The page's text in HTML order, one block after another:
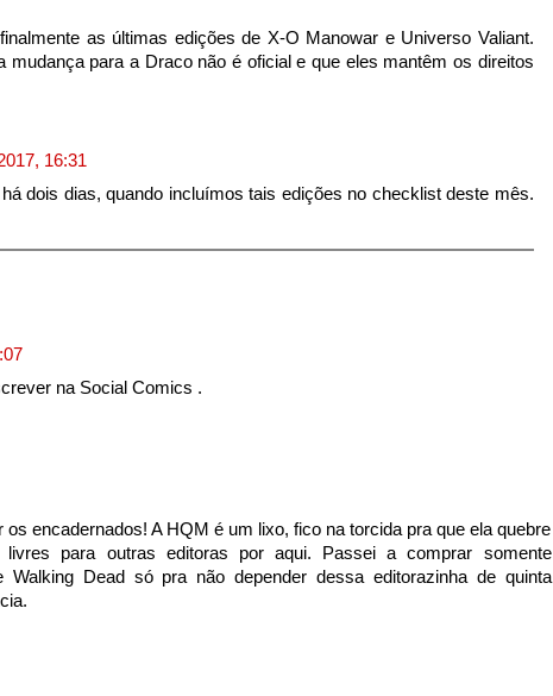
as últimas edições de X-O Manowar e Universo Valiant.
mudança para a Draco não é oficial e que eles mantêm os direitos
16:31
dois dias, quando incluímos tais edições no checklist deste mês.
na Social Comics .
encadernados! A HQM é um lixo, fico na torcida pra que ela quebre
para outras editoras por aqui. Passei a comprar somente
Walking Dead só pra não depender dessa editorazinha de quinta